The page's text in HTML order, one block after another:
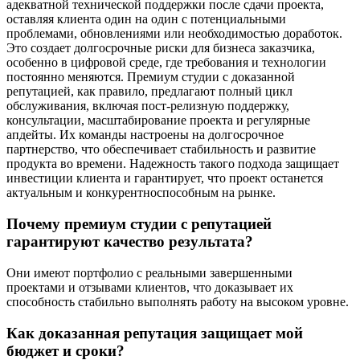
адекватной технической поддержки после сдачи проекта,
оставляя клиента один на один с потенциальными
проблемами, обновлениями или необходимостью доработок.
Это создает долгосрочные риски для бизнеса заказчика,
особенно в цифровой среде, где требования и технологии
постоянно меняются. Премиум студии с доказанной
репутацией, как правило, предлагают полный цикл
обслуживания, включая пост-релизную поддержку,
консультации, масштабирование проекта и регулярные
апдейты. Их команды настроены на долгосрочное
партнерство, что обеспечивает стабильность и развитие
продукта во времени. Надежность такого подхода защищает
инвестиции клиента и гарантирует, что проект останется
актуальным и конкурентноспособным на рынке.
Почему премиум студии с репутацией
гарантируют качество результата?
Они имеют портфолио с реальными завершенными
проектами и отзывами клиентов, что доказывает их
способность стабильно выполнять работу на высоком уровне.
Как доказанная репутация защищает мой
бюджет и сроки?